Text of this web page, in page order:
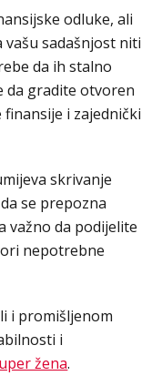
odluke, ali
vašu sadašnjost niti
da ih stalno
da gradite otvoren
i zajednički
skrivanje
se prepozna
važno da podijelite
nepotrebne
i promišljenom
i
žena.